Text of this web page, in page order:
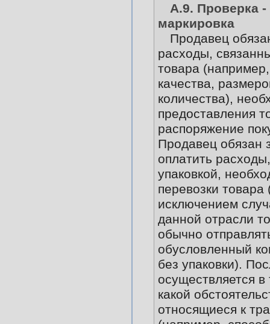
А.9. Проверка -
маркировка
Продавец
расходы,
товара
качества,
количества),
предоставления
распоряжение
Продавец обязан
оплатить
упаковкой,
перевозки товара
исключением
данной отрасли
обычно
обусловленный
без упаковки).
осуществляется
какой
относящиеся к